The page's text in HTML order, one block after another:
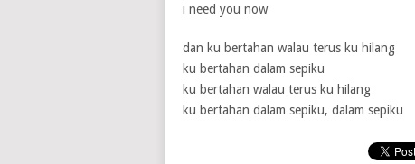
i need you now
dan ku bertahan walau terus ku hilang
ku bertahan dalam sepiku
ku bertahan walau terus ku hilang
ku bertahan dalam sepiku, dalam sepiku